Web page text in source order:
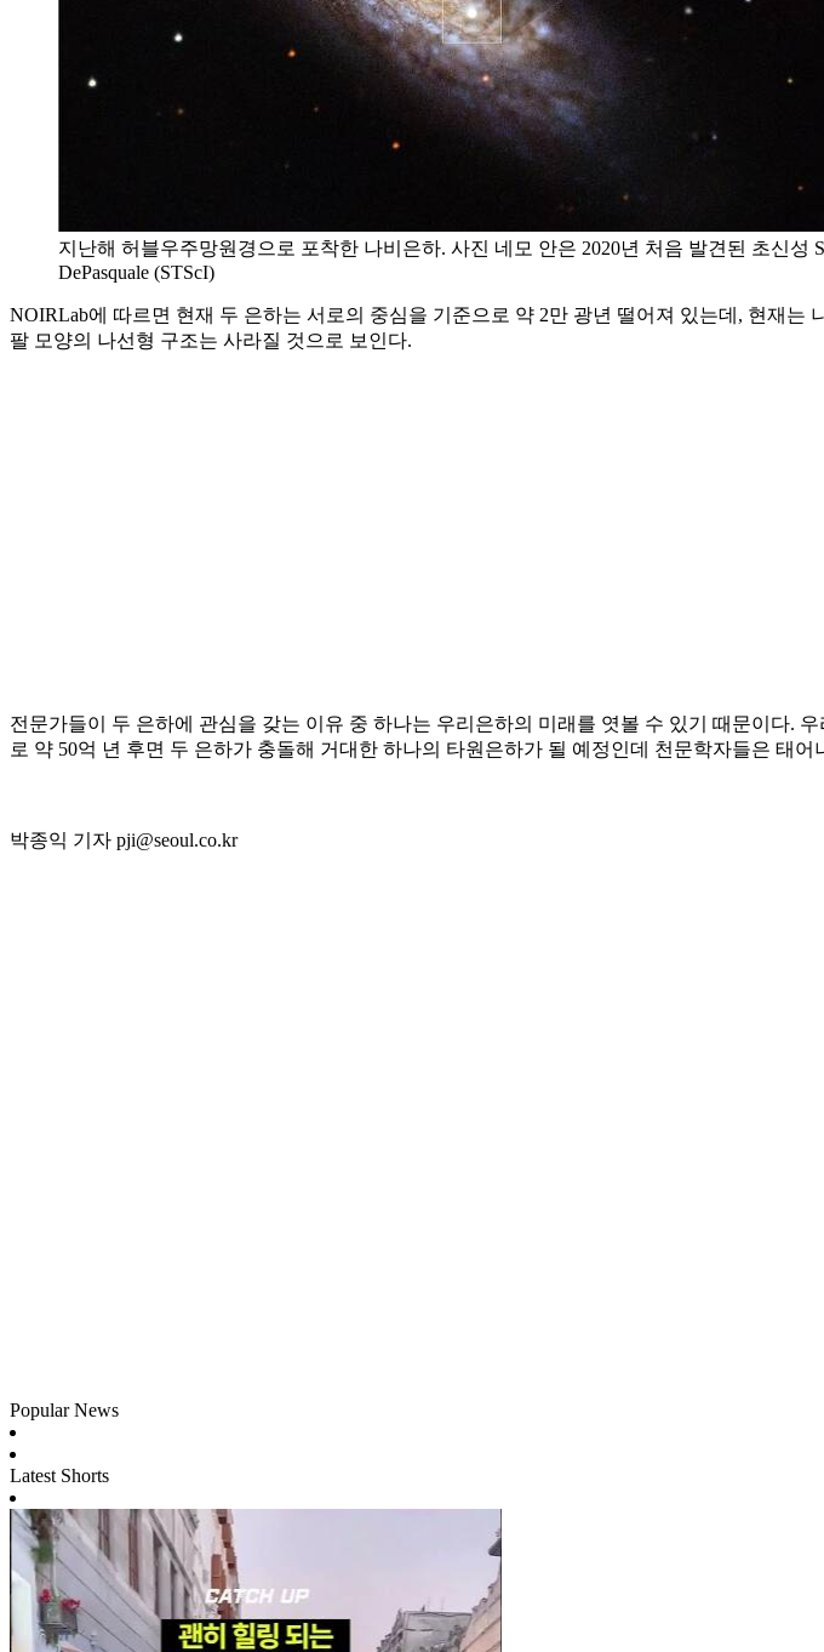
지난해 허블우주망원경으로 포착한 나비은하. 사진 네모 안은 2020년 처음 발견된 초신성
DePasquale (STScI)
NOIRLab에 따르면 현재 두 은하는 서로의 중심을 기준으로 약 2만 광년 떨어져 있는데, 현재
팔 모양의 나선형 구조는 사라질 것으로 보인다.
전문가들이 두 은하에 관심을 갖는 이유 중 하나는 우리은하의 미래를 엿볼 수 있기 때문이다.
로 약 50억 년 후면 두 은하가 충돌해 거대한 하나의 타원은하가 될 예정인데 천문학자들은 태
박종익 기자 pji@seoul.co.kr
Popular News
Latest Shorts